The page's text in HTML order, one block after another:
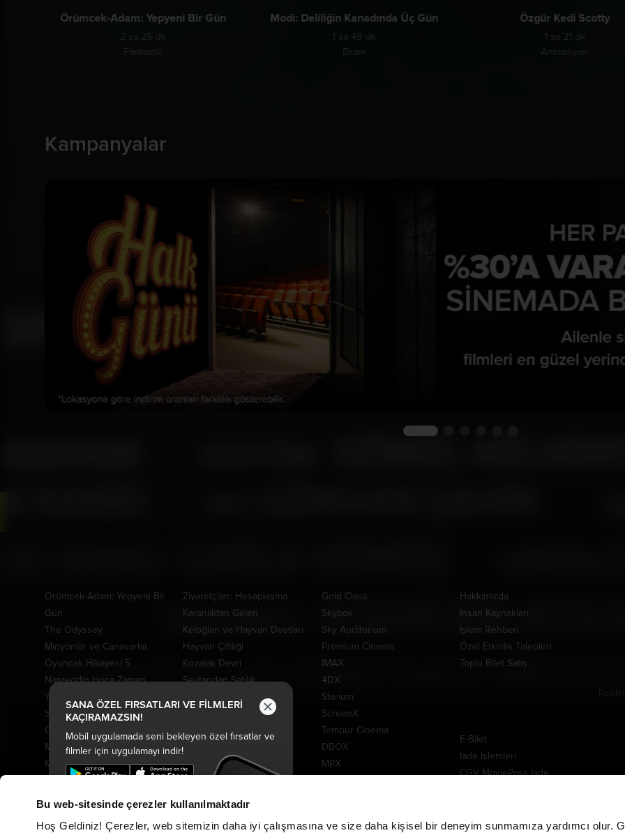
Bu web-sitesinde çerezler kullanılmaktadır
Hoş Geldiniz! Çerezler, web sitemizin daha iyi çalışmasına ve size daha kişisel bir deneyim sunmamıza yardımcı olur.
SANA ÖZEL FIRSATLARI VE FİLMLERİ
KAÇIRAMAZSIN!
Mobil uygulamada seni bekleyen özel fırsatlar ve
filmler için uygulamayı indir!
Örümcek-Adam: Yepyeni Bir Gün
2 sa 25 dk
Fantastik
Modi: Deliliğin Kanadında Üç Gün
1 sa 49 dk
Dram
Özgür Kedi Scotty
1 sa 21 dk
Animasyon
Kampanyalar
Örümcek-Adam: Yepyeni Bir
Gün
The Odyssey
Minyonlar ve Canavarlar
Oyuncak Hikayesi 5
Nasreddin Hoca Zaman
Yolcusu 4
Saplantı
Özgür Kedi Scotty
Moana
Modi: Deliliğin Kanadında
Ziyaretçiler: Hesaplaşma
Karanlıktan Gelen
Keloğlan ve Hayvan Dostları
Hayvan Çiftliği
Kozalak Devri
Şeytandan Satılık
Kurtuluş Projesi
Fırtınadan Önce
Kuyumcu
Oak Caddesi'nin Sonu
Gold Class
Skybox
Sky Auditorium
Premium Cinema
IMAX
4DX
Starium
ScreenX
Tempur Cinema
DBOX
MPX
Hakkımızda
İnsan Kaynakları
İşlem Rehberi
Özel Etkinlik Talepleri
Toplu Bilet Satış
E-Bilet
İade İşlemleri
CGV MoviePass İade
Yükleme